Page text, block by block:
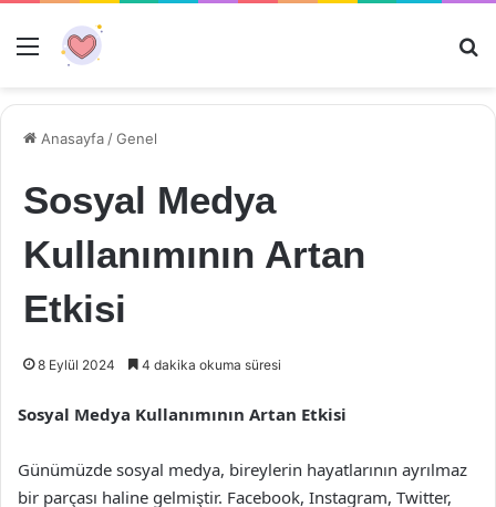
Menü
Anasayfa /Genel
Sosyal Medya
Kullanımının Artan
Etkisi
8 Eylül 2024 4 dakika okuma süresi
Sosyal Medya Kullanımının Artan Etkisi
Günümüzde sosyal medya, bireylerin hayatlarının ayrılmaz
bir parçası haline gelmiştir. Facebook, Instagram, Twitter,